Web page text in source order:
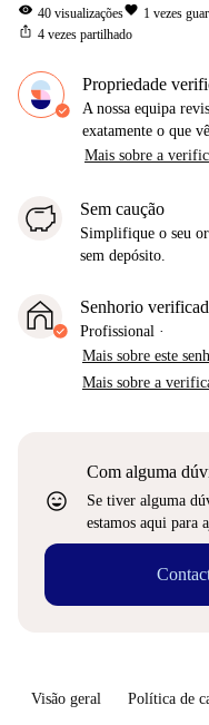
visibility 40 visualizaçõesfavorite 1 vezes
ios_share 4 vezes partilhado
Propriedade
A nossa equipa
exatamente o que
Mais sobre a
Sem caução
Simplifique o seu
sem depósito.
Senhorio
Profissional ·
Mais sobre este
Mais sobre a
sentiment_very_satisfied
Com alguma
Se tiver alguma
estamos aqui para
Visão geral Política de